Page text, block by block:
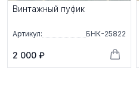
Винтажный пуфик
Артикул: БНК-25822
2 000 ₽